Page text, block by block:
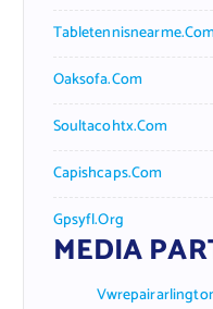
Tabletennisnearme.com
Oaksofa.com
Soultacohtx.com
Capishcaps.com
Gpsyfl.org
MEDIA